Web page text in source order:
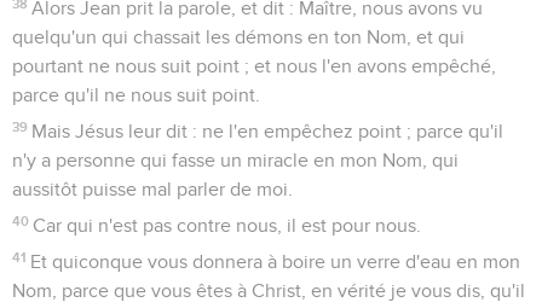
38 Alors Jean prit la parole, et dit : Maître, nous avons vu
quelqu'un qui chassait les démons en ton Nom, et qui
pourtant ne nous suit point ; et nous l'en avons empêché,
parce qu'il ne nous suit point.
39 Mais Jésus leur dit : ne l'en empêchez point ; parce qu'il
n'y a personne qui fasse un miracle en mon Nom, qui
aussitôt puisse mal parler de moi.
40 Car qui n'est pas contre nous, il est pour nous.
41 Et quiconque vous donnera à boire un verre d'eau en mon
Nom, parce que vous êtes à Christ, en vérité je vous dis, qu'il